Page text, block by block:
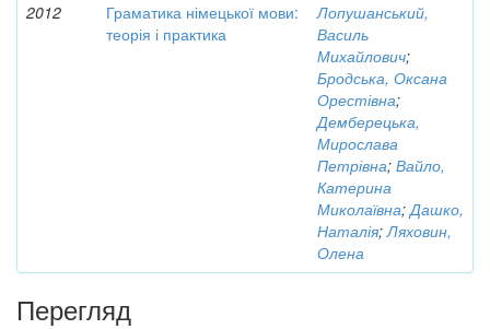
2012
Граматика німецької мови:
теорія і практика
Лопушанський,
Василь
Михайлович;
Бродська, Оксана
Орестівна;
Демберецька,
Мирослава
Петрівна; Вайло,
Катерина
Миколаївна;Дашко,
Наталія;Ляховин,
Олена
Перегляд